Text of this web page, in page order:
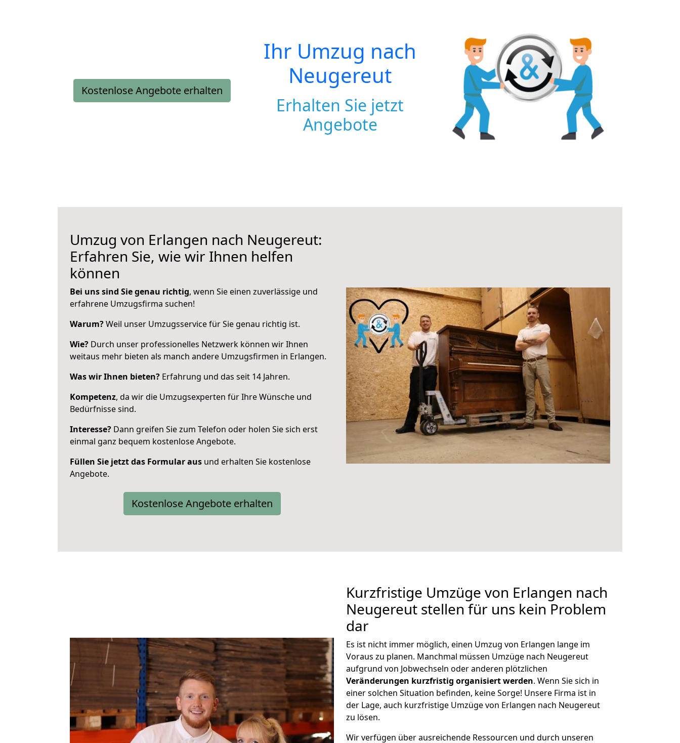
Kostenlose Angebote erhalten
Ihr Umzug nach
Neugereut
Erhalten Sie jetzt
Angebote
Umzug von Erlangen nach Neugereut:
Erfahren Sie, wie wir Ihnen helfen
können
Bei uns sind Sie genau richtig, wenn Sie einen zuverlässige und
erfahrene Umzugsfirma suchen!
Warum?Weil unser Umzugsservice für Sie genau richtig ist.
Wie? Durch unser professionelles Netzwerk können wir Ihnen
weitaus mehr bieten als manch andere Umzugsfirmen in Erlangen.
Was wir Ihnen bieten? Erfahrung und das seit 14 Jahren.
Kompetenz, da wir die Umzugsexperten für Ihre Wünsche und
Bedürfnisse sind.
Interesse? Dann greifen Sie zum Telefon oder holen Sie sich erst
einmal ganz bequem kostenlose Angebote.
Füllen Sie jetzt das Formular aus und erhalten Sie kostenlose
Angebote.
Kostenlose Angebote erhalten
Kurzfristige Umzüge von Erlangen nach
Neugereut stellen für uns kein Problem
dar
Es ist nicht immer möglich, einen Umzug von Erlangen lange im
Voraus zu planen. Manchmal müssen Umzüge nach Neugereut
aufgrund von Jobwechseln oder anderen plötzlichen
Veränderungen kurzfristig organisiert werden. Wenn Sie sich in
einer solchen Situation befinden, keine Sorge! Unsere Firma ist in
der Lage, auch kurzfristige Umzüge von Erlangen nach Neugereut
zu lösen.
Wir verfügen über ausreichende Ressourcen und durch unseren